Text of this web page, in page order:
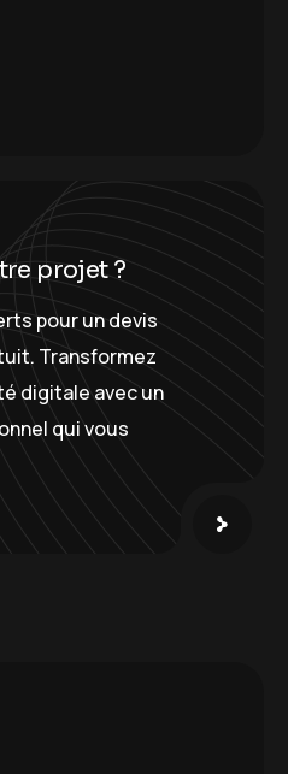
tre projet ?
pour un devis
Transformez
digitale avec un
qui vous